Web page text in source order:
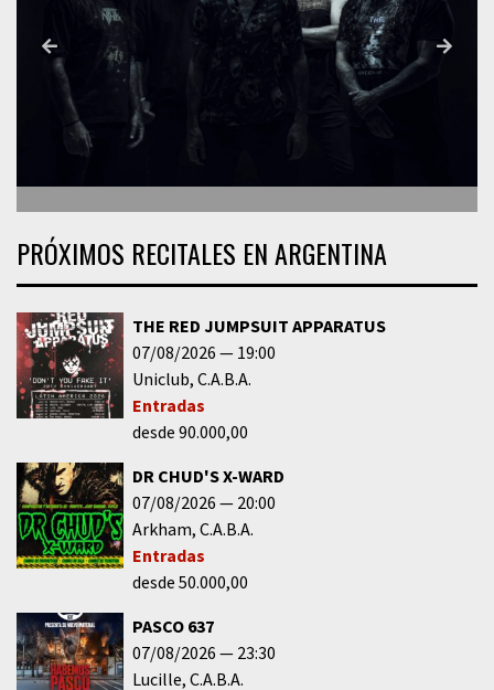
PRÓXIMOS RECITALES EN ARGENTINA
THE RED JUMPSUIT APPARATUS
07/08/2026
19:00
Uniclub C.A.B.A.
Entradas
desde 90.000,00
DR CHUD'S X-WARD
07/08/2026
20:00
Arkham C.A.B.A.
Entradas
desde 50.000,00
PASCO 637
07/08/2026
23:30
Lucille C.A.B.A.